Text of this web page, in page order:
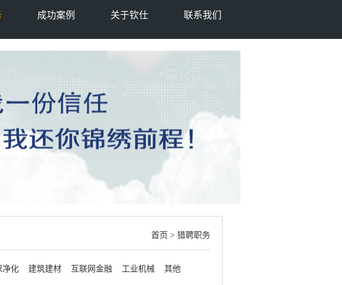
成功案例 关于钦仕 联系我们
首页 > 猎聘职务
净化 建筑建材 互联网金融 工业机械 其他